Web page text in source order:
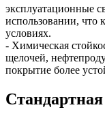
эксплуатационные
использовании, что
условиях.
- Химическая
щелочей,
покрытие более